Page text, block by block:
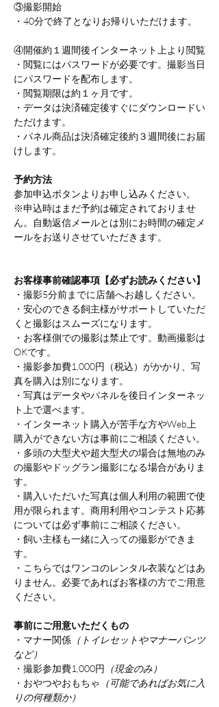
③撮影開始
・40分で終了となりお帰りいただけます。
④開催約１週間後インターネット上より閲覧
・閲覧にはパスワードが必要です。撮影当日
にパスワードを配布します。
・閲覧期限は約１ヶ月です。
・データは決済確定後すぐにダウンロードい
ただけます。
・パネル商品は決済確定後約３週間後にお届
けします。
予約方法
参加申込ボタンよりお申し込みください。
※申込時はまだ予約は確定されておりませ
ん。自動返信メールとは別にお時間の確定メ
ールをお送りさせていただきます。
お客様事前確認事項【必ずお読みください】
・撮影5分前までに店舗へお越しください。
・安心のできる飼主様がサポートしていただ
くと撮影はスムーズになります。
・お客様側での撮影は禁止です。動画撮影は
OKです。
・撮影参加費1,000円（税込）がかかり、写
真を購入は別になります。
・写真はデータやパネルを後日インターネッ
ト上で選べます。
・インターネット購入が苦手な方やWeb上
購入ができない方は事前にご相談ください。
・多頭の大型犬や超大型犬の場合は無地のみ
の撮影やドッグラン撮影になる場合がありま
す。
・購入いただいた写真は個人利用の範囲で使
用が限られます。商用利用やコンテスト応募
については必ず事前にご相談ください。
・飼い主様も一緒に入っての撮影ができま
す。
・こちらではワンコのレンタル衣装などはあ
りません。必要であればお客様の方でご用意
ください。
事前にご用意いただくもの
・マナー関係 （トイレセットやマナーパンツ
など）
・撮影参加費1,000円 （現金のみ）
・おやつやおもちゃ （可能であればお気に入
りの何種類か）